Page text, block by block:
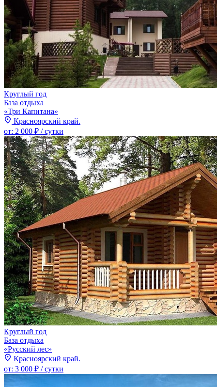
Круглый год
База отдыха
«Три Капитана»
Красноярский край.
от: 2 000 ₽ / сутки
Круглый год
База отдыха
«Русский лес»
Красноярский край.
от: 3 000 ₽ / сутки